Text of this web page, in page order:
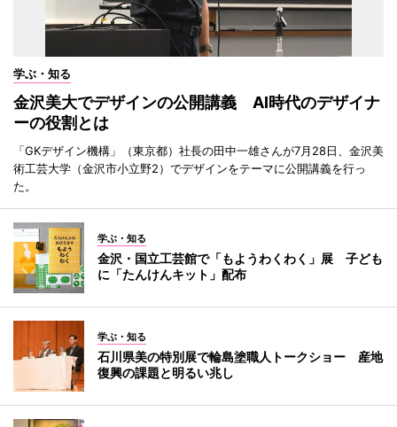
学ぶ・知る
金沢美大でデザインの公開講義 AI時代のデザイナ
ーの役割とは
「GKデザイン機構」（東京都）社長の田中一雄さんが7月28日、金沢美
術工芸大学（金沢市小立野2）でデザインをテーマに公開講義を行っ
た。
学ぶ・知る
金沢・国立工芸館で「もようわくわく」展 子ども
に「たんけんキット」配布
学ぶ・知る
石川県美の特別展で輪島塗職人トークショー 産地
復興の課題と明るい兆し